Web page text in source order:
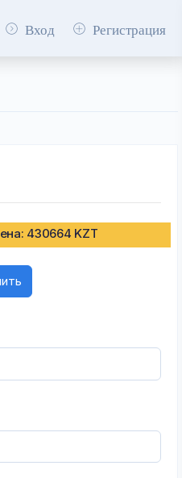
Вход Регистрация
430664 KZT